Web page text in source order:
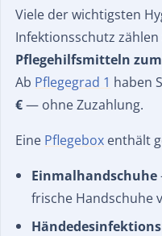
Viele der wichtigsten
Infektionsschutz
Pflegehilfsmitteln
Ab Pflegegrad 1 haben
€— ohne Zuzahlung.
Eine Pflegebox enthält
Einmalhandschuhe
frische Handschuhe